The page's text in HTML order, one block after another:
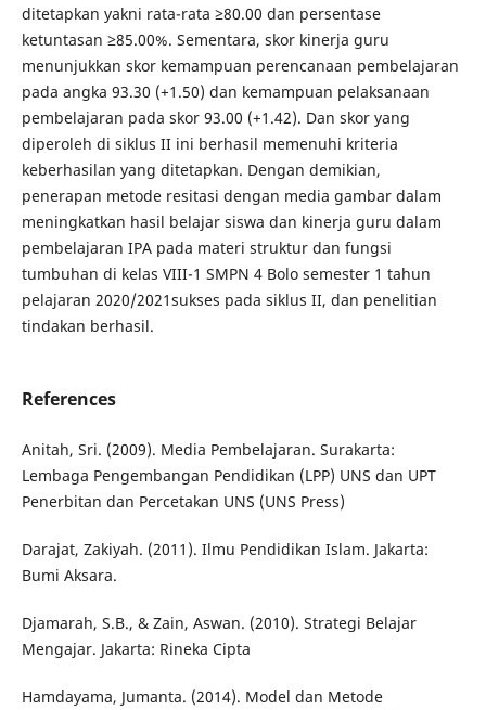
ditetapkan yakni rata-rata ≥80.00 dan persentase
ketuntasan ≥85.00%. Sementara, skor kinerja guru
menunjukkan skor kemampuan perencanaan pembelajaran
pada angka 93.30 (+1.50) dan kemampuan pelaksanaan
pembelajaran pada skor 93.00 (+1.42). Dan skor yang
diperoleh di siklus II ini berhasil memenuhi kriteria
keberhasilan yang ditetapkan. Dengan demikian,
penerapan metode resitasi dengan media gambar dalam
meningkatkan hasil belajar siswa dan kinerja guru dalam
pembelajaran IPA pada materi struktur dan fungsi
tumbuhan di kelas VIII-1 SMPN 4 Bolo semester 1 tahun
pelajaran 2020/2021sukses pada siklus II, dan penelitian
tindakan berhasil.
References
Anitah, Sri. (2009). Media Pembelajaran. Surakarta:
Lembaga Pengembangan Pendidikan (LPP) UNS dan UPT
Penerbitan dan Percetakan UNS (UNS Press)
Darajat, Zakiyah. (2011). Ilmu Pendidikan Islam. Jakarta:
Bumi Aksara.
Djamarah, S.B., & Zain, Aswan. (2010). Strategi Belajar
Mengajar. Jakarta: Rineka Cipta
Hamdayama, Jumanta. (2014). Model dan Metode